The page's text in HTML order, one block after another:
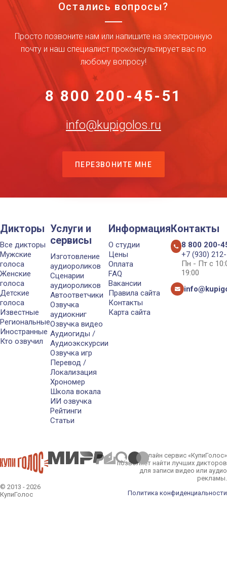
Остались вопросы?
Просто позвоните нам или напишите на электронную
почту и наш специалист проконсультирует вас по
любому вопросу!
8 800 200-45-51
info@kupigolos.ru
ПЕРЕЗВОНИТЕ МНЕ
Дикторы
Все дикторы
Мужские
голоса
Женские
голоса
Детские
голоса
Известные
Региональные
Иностранные
Кто озвучил
Услуги и
сервисы
Изготовление
аудиороликов
Сценарии
аудиороликов
Автоответчики
Озвучка
аудиокниг
Озвучка видео
Аудиогиды /
Аудиоэкскурсии
Озвучка игр
Перевод /
Локализация
Хрономер
Школа вокала
ИИ озвучка
Рейтинги
Статьи
Информация
О студии
Цены
Оплата
FAQ
Вакансии
Правила сайта
Контакты
Карта сайта
Контакты
8 800 200-
+7 (930)
Пн - Пт с
19:00
© 2013 - 2026
КупиГолос
Онлайн сервис «КупиГолос»
позволяет найти лучших дикторов
для записи видео или аудио
рекламы.
Политика конфиденциальности